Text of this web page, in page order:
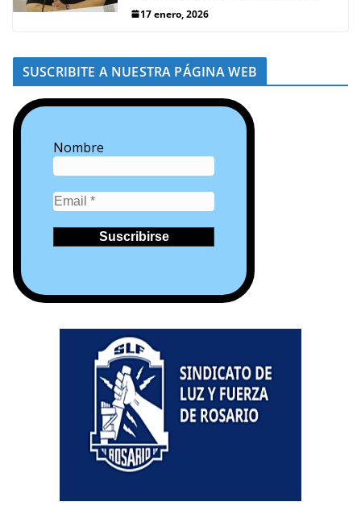
17 enero, 2026
SUSCRIBITE A NUESTRA PÁGINA WEB
Nombre